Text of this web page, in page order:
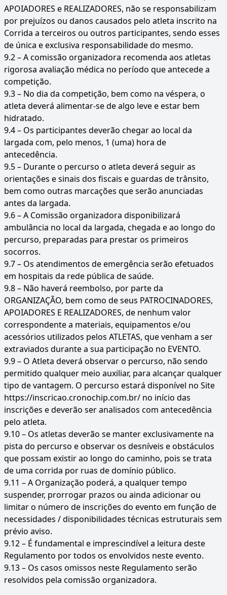
APOIADORES e REALIZADORES, não se responsabilizam
por prejuízos ou danos causados pelo atleta inscrito na
Corrida a terceiros ou outros participantes, sendo esses
de única e exclusiva responsabilidade do mesmo.
9.2 – A comissão organizadora recomenda aos atletas
rigorosa avaliação médica no período que antecede a
competição.
9.3 – No dia da competição, bem como na véspera, o
atleta deverá alimentar-se de algo leve e estar bem
hidratado.
9.4 – Os participantes deverão chegar ao local da
largada com, pelo menos, 1 (uma) hora de
antecedência.
9.5 – Durante o percurso o atleta deverá seguir as
orientações e sinais dos fiscais e guardas de trânsito,
bem como outras marcações que serão anunciadas
antes da largada.
9.6 – A Comissão organizadora disponibilizará
ambulância no local da largada, chegada e ao longo do
percurso, preparadas para prestar os primeiros
socorros.
9.7 – Os atendimentos de emergência serão efetuados
em hospitais da rede pública de saúde.
9.8 – Não haverá reembolso, por parte da
ORGANIZAÇÃO, bem como de seus PATROCINADORES,
APOIADORES E REALIZADORES, de nenhum valor
correspondente a materiais, equipamentos e/ou
acessórios utilizados pelos ATLETAS, que venham a ser
extraviados durante a sua participação no EVENTO.
9.9 – O Atleta deverá observar o percurso, não sendo
permitido qualquer meio auxiliar, para alcançar qualquer
tipo de vantagem. O percurso estará disponível no Site
https://inscricao.cronochip.com.br/ no início das
inscrições e deverão ser analisados com antecedência
pelo atleta.
9.10 – Os atletas deverão se manter exclusivamente na
pista do percurso e observar os desníveis e obstáculos
que possam existir ao longo do caminho, pois se trata
de uma corrida por ruas de domínio público.
9.11 – A Organização poderá, a qualquer tempo
suspender, prorrogar prazos ou ainda adicionar ou
limitar o número de inscrições do evento em função de
necessidades / disponibilidades técnicas estruturais sem
prévio aviso.
9.12 – É fundamental e imprescindível a leitura deste
Regulamento por todos os envolvidos neste evento.
9.13 – Os casos omissos neste Regulamento serão
resolvidos pela comissão organizadora.